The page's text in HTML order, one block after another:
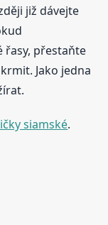
již dávejte
řasy, přestaňte
Jako jedna
siamské.